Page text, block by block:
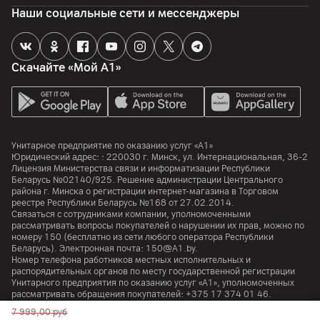
7 999,00 руб
Функции
Веб-браузер
Управление голосом, голосовой поиск
Дополнительно
Пульт дистанционного управления SolarCell заряжается от
солнечного света и освещения в помещении
Корпус
Цвет
Черный
Крепление VESA
300 x 200 мм
Скачайте «Мой А1»
Наши социальные сети и мессенджеры
Унитарное предприятие по оказанию услуг «А1»
Юридический адрес: : 220030 г. Минск, ул. Интернациональная, 36-2
Лицензия Министерства связи и информатизации Республики
Беларусь №02140/925. Решение администрации Центрального
района г. Минска о регистрации интернет-магазина в Торговом
реестре Республики Беларусь №168 от 27.02.2014.
Связаться с сотрудниками компании, уполномоченными
рассматривать вопросы покупателей о нарушении их прав, можно по
номеру 150 (бесплатно из сети любого оператора Республики
Беларусь). Электронная почта: 150@A1.by.
Номер телефона работников местных исполнительных и
распорядительных органов по месту государственной регистрации
Унитарного предприятия по оказанию услуг «А1», уполномоченных
рассматривать обращения покупателей: +375 17 374 01 46.